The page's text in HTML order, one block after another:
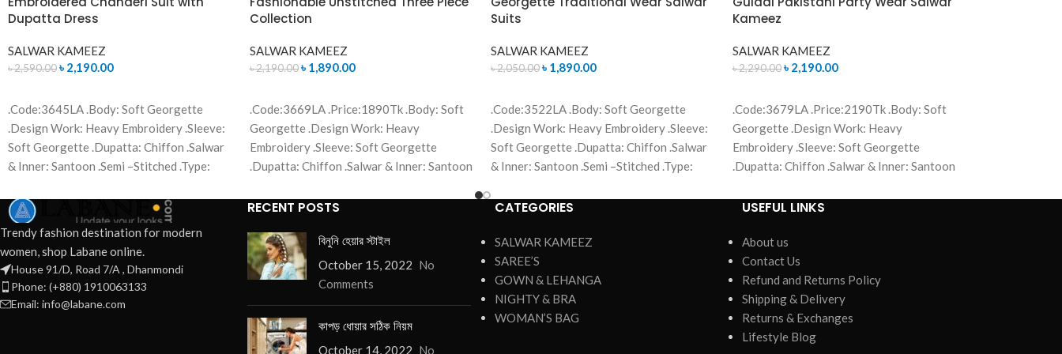
Dupatta Dress
SALWAR KAMEEZ
৳2,590.00৳ 2,190.00
.Code:3645LA .Body: Soft Georgette
.Design Work: Heavy Embroidery .Sleeve:
Soft Georgette .Dupatta: Chiffon .Salwar
& Inner: Santoon .Semi –Stitched .Type:
01771006910 01631493054
Collection
SALWAR KAMEEZ
৳2,190.00 ৳ 1,890.00
.Code:3669LA .Price:1890Tk .Body: Soft
Georgette .Design Work: Heavy
Embroidery .Sleeve: Soft Georgette
.Dupatta: Chiffon .Salwar & Inner: Santoon
Call for order : 01771006910
Suits
SALWAR KAMEEZ
৳2,050.00৳ 1,890.00
.Code:3522LA .Body: Soft Georgette
.Design Work: Heavy Embroidery .Sleeve:
Soft Georgette .Dupatta: Chiffon .Salwar
& Inner: Santoon .Semi –Stitched .Type:
01771006910 01631493054
Kameez
SALWAR KAMEEZ
৳2,290.00 ৳ 2,190.00
.Code:3679LA .Price:2190Tk .Body: Soft
Georgette .Design Work: Heavy
Embroidery .Sleeve: Soft Georgette
.Dupatta: Chiffon .Salwar & Inner: Santoon
Call for order : 01771006910
01771006910
Trendy fashion destination for modern
women, shop Labane online.
House 91/D, Road 7/A , Dhanmondi
Phone: (+880) 1910063133
Email: info@labane.com
RECENT POSTS
বিনুনি হেয়ার স্টাইল
October 15, 2022 No
Comments
কাপড় ধোয়ার সঠিক নিয়ম
October 14, 2022 No
CATEGORIES
SALWAR KAMEEZ
SAREE’S
GOWN & LEHANGA
NIGHTY & BRA
WOMAN’S BAG
USEFUL LINKS
About us
Contact Us
Refund and Returns Policy
Shipping & Delivery
Returns & Exchanges
Lifestyle Blog